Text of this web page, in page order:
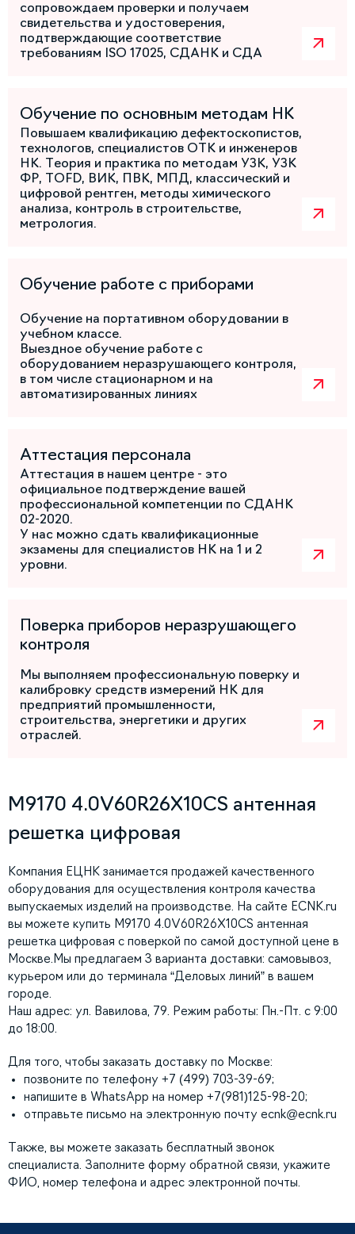
сопровождаем проверки и получаем
свидетельства и удостоверения,
подтверждающие соответствие
требованиям ISO 17025, СДАНК и СДА
Обучение по основным методам НК
Повышаем квалификацию дефектоскопистов,
технологов, специалистов ОТК и инженеров
НК. Теория и практика по методам УЗК, УЗК
ФР, TOFD, ВИК, ПВК, МПД, классический и
цифровой рентген, методы химического
анализа, контроль в строительстве,
метрология.
Обучение работе с приборами
Обучение на портативном оборудовании в
учебном классе.
Выездное обучение работе с
оборудованием неразрушающего контроля,
в том числе стационарном и на
автоматизированных линиях
Аттестация персонала
Аттестация в нашем центре - это
официальное подтверждение вашей
профессиональной компетенции по СДАНК
02-2020.
У нас можно сдать квалификационные
экзамены для специалистов НК на 1 и 2
уровни.
Поверка приборов неразрушающего
контроля
Мы выполняем профессиональную поверку и
калибровку средств измерений НК для
предприятий промышленности,
строительства, энергетики и других
отраслей.
M9170 4.0V60R26X10CS антенная
решетка цифровая
Компания ЕЦНК занимается продажей качественного
оборудования для осуществления контроля качества
выпускаемых изделий на производстве. На сайте ECNK.ru
вы можете купить M9170 4.0V60R26X10CS антенная
решетка цифровая с поверкой по самой доступной цене в
Москве.Мы предлагаем 3 варианта доставки: самовывоз,
курьером или до терминала “Деловых линий” в вашем
городе.
Наш адрес: ул. Вавилова, 79. Режим работы: Пн.-Пт. с 9:00
до 18:00.
Для того, чтобы заказать доставку по Москве:
позвоните по телефону +7 (499) 703-39-69;
напишите в WhatsApp на номер +7(981)125-98-20;
отправьте письмо на электронную почту ecnk@ecnk.ru
Также, вы можете заказать бесплатный звонок
специалиста. Заполните форму обратной связи, укажите
ФИО, номер телефона и адрес электронной почты.